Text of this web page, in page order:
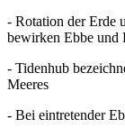
- Rotation der Erde
bewirken Ebbe und
- Tidenhub
Meeres
- Bei eintretender